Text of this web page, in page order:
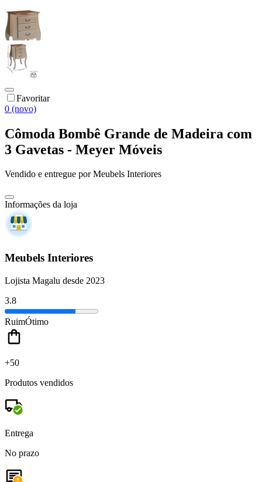
Favoritar
0 (novo)
Cômoda Bombê Grande de Madeira com
3 Gavetas - Meyer Móveis
Vendido e entregue por Meubels Interiores
Informações da loja
Meubels Interiores
Lojista Magalu desde 2023
3.8
RuimÓtimo
+50
Produtos vendidos
Entrega
No prazo